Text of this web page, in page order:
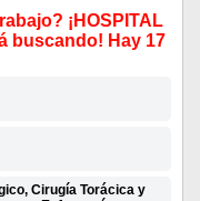
¡HOSPITAL
buscando! Hay 17
Cirugía Torácica y